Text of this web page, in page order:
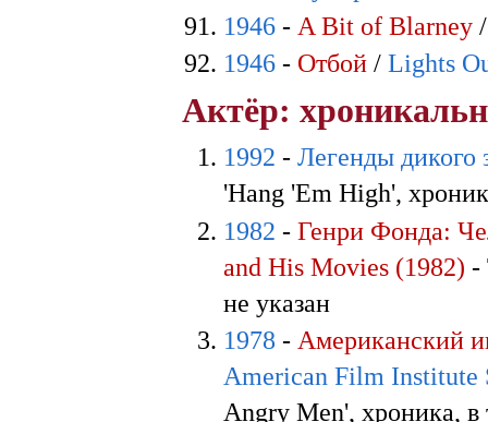
1946 - A Bit of Blarney
1946 - Отбой /Lights
Актёр:
1992 -Легенды дикого
'Hang 'Em High',
1982 -Генри Фонда:
and His Movies (1982) -
не указан
1978 - Американский
American Film Institute
Angry Men', хроника, в